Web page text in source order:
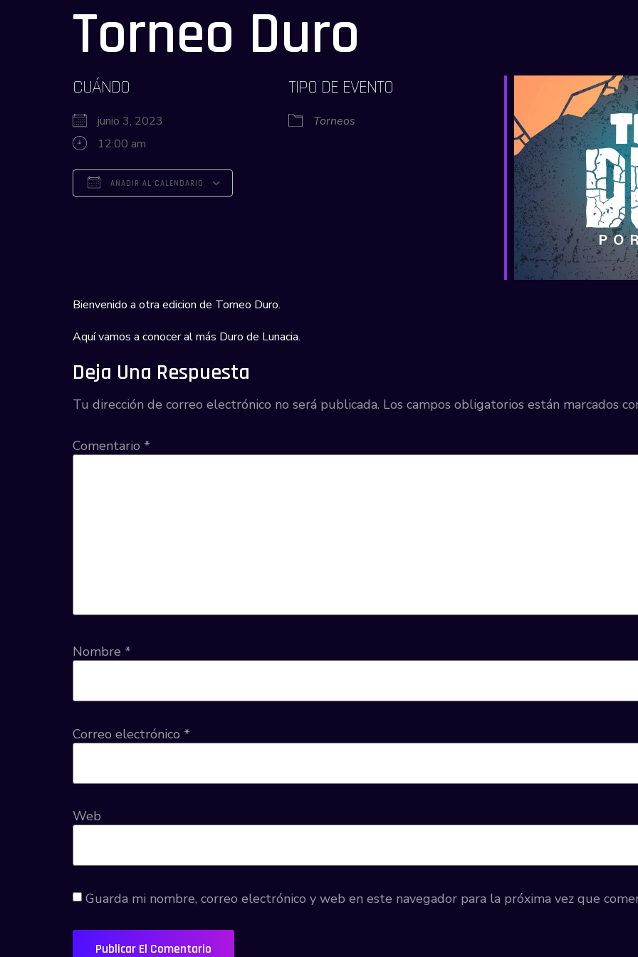
Torneo Duro
CUÁNDO
junio 3, 2023
12:00 am
AÑADIR AL CALENDARIO
TIPO DE EVENTO
Torneos
Bienvenido a otra edicion de Torneo Duro.
Aquí vamos a conocer al más Duro de Lunacia.
Deja Una Respuesta
Tu dirección de correo electrónico no será publicada. Los campos obligatorios están marcados
Comentario *
Nombre *
Correo electrónico *
Web
Guarda mi nombre, correo electrónico y web en este navegador para la próxima vez que